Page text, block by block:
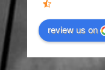
review us on